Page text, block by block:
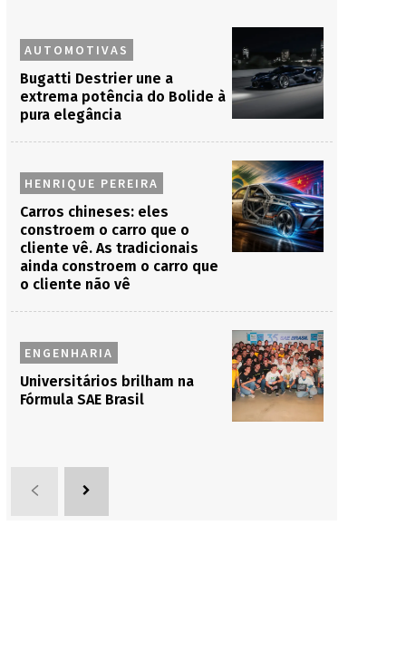
AUTOMOTIVAS
Bugatti Destrier une a
extrema potência do Bolide à
pura elegância
HENRIQUE PEREIRA
Carros chineses: eles
constroem o carro que o
cliente vê. As tradicionais
ainda constroem o carro que
o cliente não vê
ENGENHARIA
Universitários brilham na
Fórmula SAE Brasil